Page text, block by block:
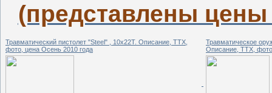
(представлены цены
Травматический пистолет "Steel" , 10x22T. Описание, ТТХ,
фото, цена Осень 2010 года
Травматическое
Описание, ТТХ,